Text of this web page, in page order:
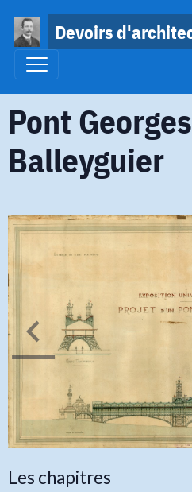
Devoirs
Pont Georges
Balleyguier
Les chapitres